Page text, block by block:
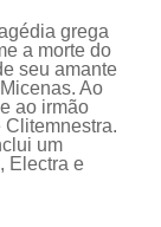
grega
a morte do
seu amante
Ao
ao irmão
Clitemnestra.
um
Electra e